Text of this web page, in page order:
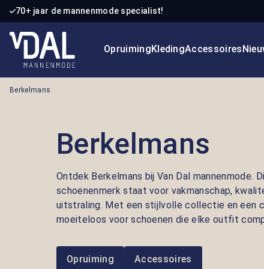
de hoofdinhoud
Ga naar de zoekopdracht
Ga naar de hoofdnavigatie
70+ jaar de mannenmode specialist!
OpruimingKledingAccessoires
Berkelmans
Berkelmans
Ontdek Berkelmans bij Van Dal mannenmode.
schoenenmerk staat voor vakmanschap,
uitstraling. Met een stijlvolle collectie en een
moeiteloos voor schoenen die elke outfit
Opruiming Accessoires